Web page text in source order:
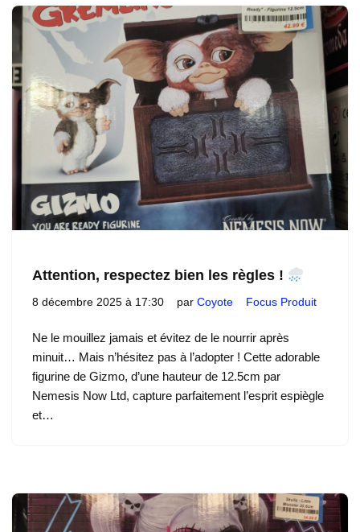
Attention, respectez bien les règles !
8 décembre 2025 à 17:30 par Coyote Focus Produit
Ne le mouillez jamais et évitez de le nourrir après
minuit… Mais n’hésitez pas à l’adopter ! Cette adorable
figurine de Gizmo, d’une hauteur de 12.5cm par
Nemesis Now Ltd, capture parfaitement l’esprit espiègle
et…